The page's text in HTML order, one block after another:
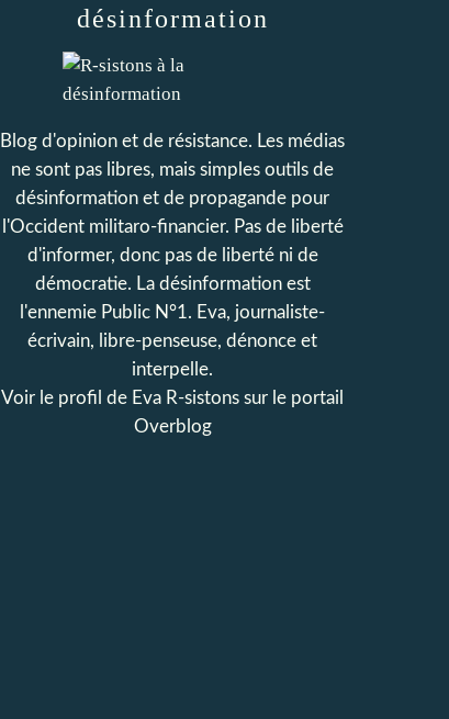
désinformation
Blog d'opinion et de résistance. Les médias
ne sont pas libres, mais simples outils de
désinformation et de propagande pour
l'Occident militaro-financier. Pas de liberté
d'informer, donc pas de liberté ni de
démocratie. La désinformation est
l'ennemie Public N°1. Eva, journaliste-
écrivain, libre-penseuse, dénonce et
interpelle.
Voir le profil de Eva R-sistons sur le portail
Overblog